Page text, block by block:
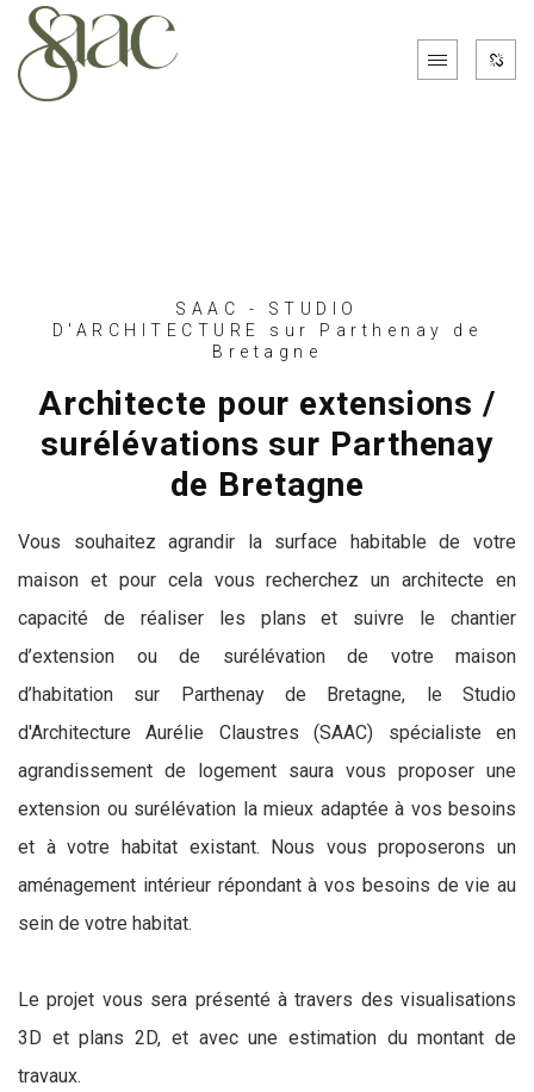
SAAC - STUDIO
D'ARCHITECTURE sur Parthenay de
Bretagne
Architecte pour extensions /
surélévations sur Parthenay
de Bretagne
Vous souhaitez agrandir la surface habitable de votre
maison et pour cela vous recherchez un architecte en
capacité de réaliser les plans et suivre le chantier
d’extension ou de surélévation de votre maison
d’habitation sur Parthenay de Bretagne, le Studio
d'Architecture Aurélie Claustres (SAAC) spécialiste en
agrandissement de logement saura vous proposer une
extension ou surélévation la mieux adaptée à vos besoins
et à votre habitat existant. Nous vous proposerons un
aménagement intérieur répondant à vos besoins de vie au
sein de votre habitat.
Le projet vous sera présenté à travers des visualisations
3D et plans 2D, et avec une estimation du montant de
travaux.